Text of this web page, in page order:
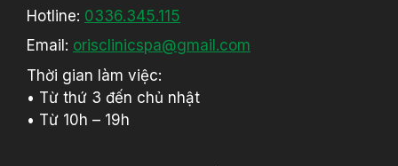
Hotline: 0336.345.115
Email: orisclinicspa@gmail.com
Thời gian làm việc:
• Từ thứ 3 đến chủ nhật
• Từ 10h – 19h